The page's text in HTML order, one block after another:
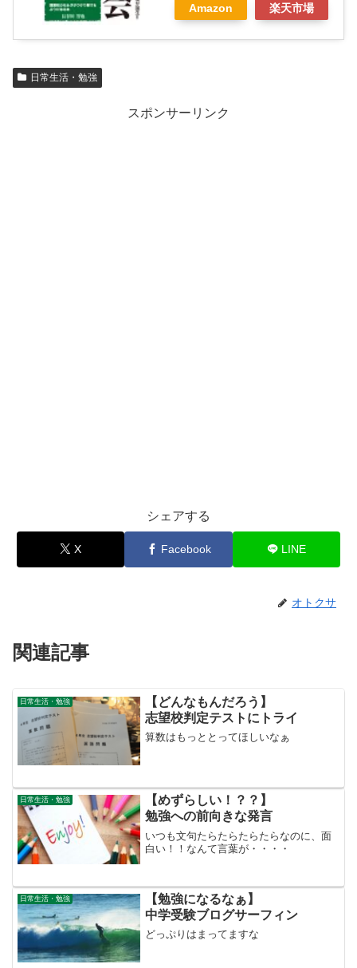
Amazon 楽天市場
日常生活・勉強
スポンサーリンク
シェアする
X Facebook LINE
オトクサ
関連記事
日常生活・勉強
【どんなもんだろう】
志望校判定テストにトライ
算数はもっととってほしいなぁ
日常生活・勉強
【めずらしい！？？】
勉強への前向きな発言
いつも文句たらたらたらたらなのに、面
白い！！なんて言葉が・・・・
日常生活・勉強
【勉強になるなぁ】
中学受験ブログサーフィン
どっぷりはまってますな